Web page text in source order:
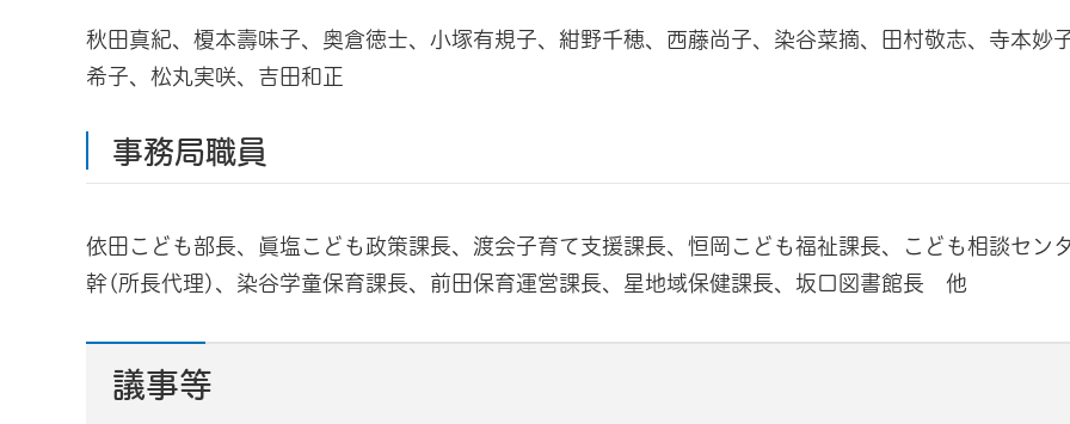
秋田真紀、榎本壽味子、奥倉徳士、小塚有規子、紺野千穂、西藤尚子、染谷菜摘、田村敬志、寺本妙
希子、松丸実咲、吉田和正
事務局職員
依田こども部長、眞塩こども政策課長、渡会子育て支援課長、恒岡こども福祉課長、こども相談セン
幹(所長代理)、染谷学童保育課長、前田保育運営課長、星地域保健課長、坂口図書館長 他
議事等